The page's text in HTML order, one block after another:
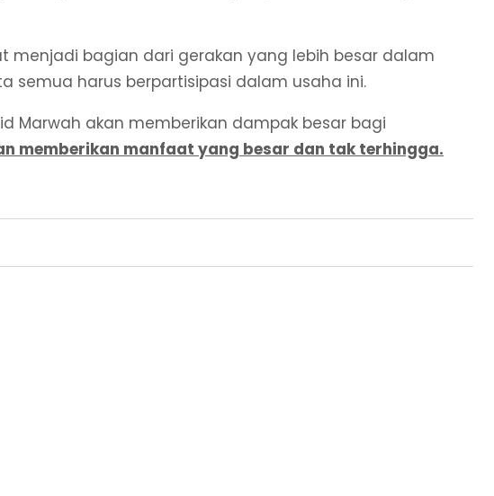
menjadi bagian dari gerakan yang lebih besar dalam
semua harus berpartisipasi dalam usaha ini.
Marwah akan memberikan dampak besar bagi
memberikan manfaat yang besar dan tak terhingga.